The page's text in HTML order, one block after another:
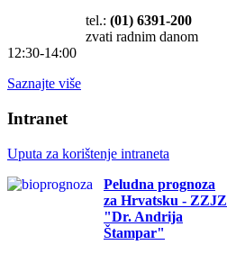
tel.: (01) 6391-200
zvati radnim danom
12:30-14:00
Saznajte više
Intranet
Uputa za korištenje intraneta
Peludna prognoza
za Hrvatsku - ZZJZ
"Dr. Andrija
Štampar"